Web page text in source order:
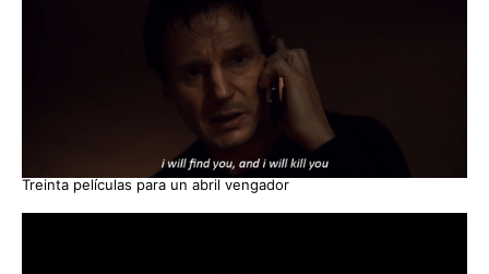
Treinta películas para un abril vengador